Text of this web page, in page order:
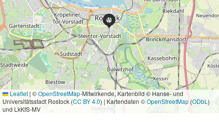
Leaflet | ©OpenStreetMap-Mitwirkende, Kartenbild © Hanse- und
Universitätsstadt Rostock (CC BY 4.0) | Kartendaten ©OpenStreetMap(ODbL )
und LkKfS-MV